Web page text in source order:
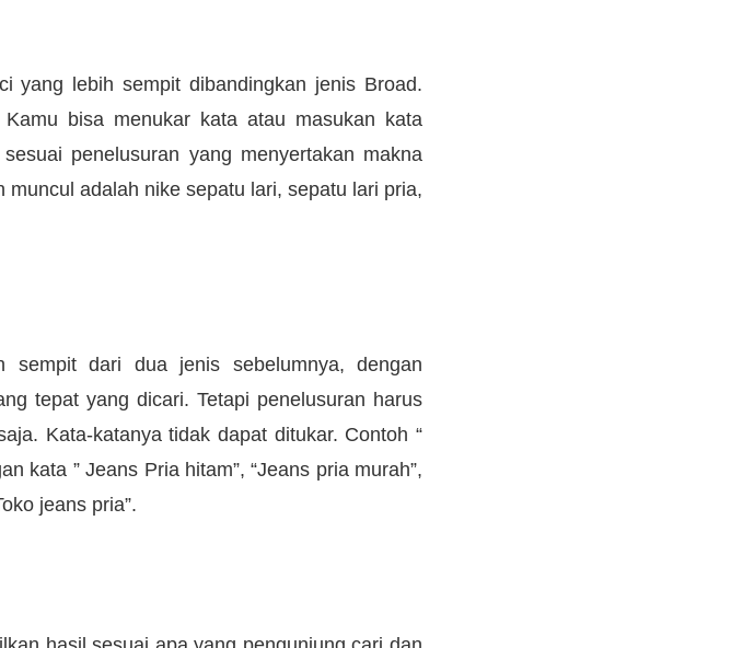
yang lebih sempit dibandingkan jenis Broad.
bisa menukar kata atau masukan kata
penelusuran yang menyertakan makna
adalah nike sepatu lari, sepatu lari pria,
dari dua jenis sebelumnya, dengan
tepat yang dicari. Tetapi penelusuran harus
Kata-katanya tidak dapat ditukar. Contoh “
kata ” Jeans Pria hitam”, “Jeans pria murah”,
jeans pria”.